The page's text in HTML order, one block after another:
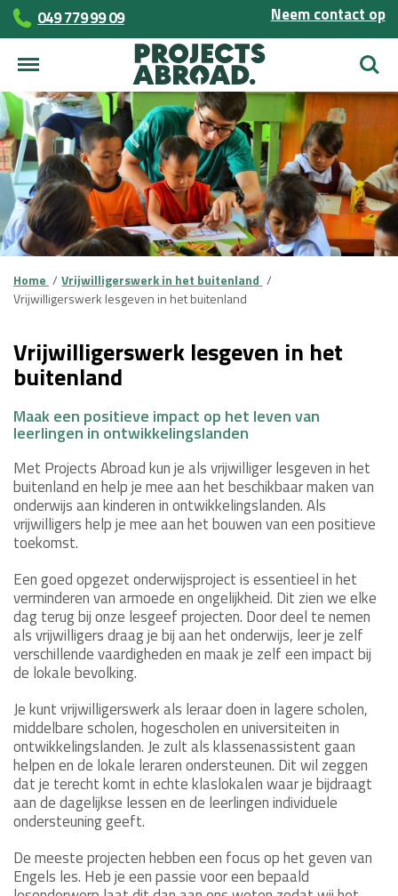
049 779 99 09 Neem contact op
Zoek
Home
Vrijwilligerswerk in het buitenland
Vrijwilligerswerk lesgeven in het buitenland
Vrijwilligerswerk lesgeven in het
buitenland
Maak een positieve impact op het leven van
leerlingen in ontwikkelingslanden
Met Projects Abroad kun je als vrijwilliger lesgeven in het
buitenland en help je mee aan het beschikbaar maken van
onderwijs aan kinderen in ontwikkelingslanden. Als
vrijwilligers help je mee aan het bouwen van een positieve
toekomst.
Een goed opgezet onderwijsproject is essentieel in het
verminderen van armoede en ongelijkheid. Dit zien we elke
dag terug bij onze lesgeef projecten. Door deel te nemen
als vrijwilligers draag je bij aan het onderwijs, leer je zelf
verschillende vaardigheden en maak je zelf een impact bij
de lokale bevolking.
Je kunt vrijwilligerswerk als leraar doen in lagere scholen,
middelbare scholen, hogescholen en universiteiten in
ontwikkelingslanden. Je zult als klassenassistent gaan
helpen en de lokale leraren ondersteunen. Dit wil zeggen
dat je terecht komt in echte klaslokalen waar je bijdraagt
aan de dagelijkse lessen en de leerlingen individuele
ondersteuning geeft.
De meeste projecten hebben een focus op het geven van
Engels les. Heb je een passie voor een bepaald